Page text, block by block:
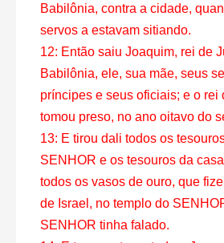
Babilônia, contra a cidade,
servos a estavam sitiando.
12: Então saiu Joaquim, rei de
Babilônia, ele, sua mãe, seus
príncipes e seus oficiais; e o rei
tomou preso, no ano oitavo do
13: E tirou dali todos os
SENHOR e os tesouros da
todos os vasos de ouro, que
de Israel, no templo do
SENHOR tinha falado.